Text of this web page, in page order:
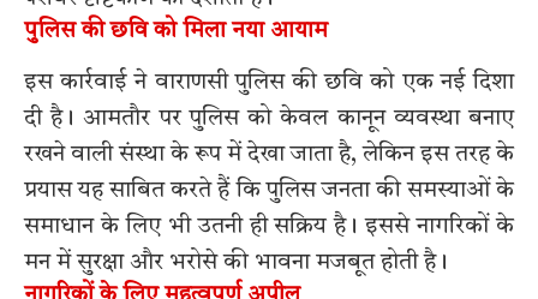
पुलिस की छवि को मिला नया आयाम
इस कार्रवाई ने वाराणसी पुलिस की छवि को एक नई दिशा
दी है। आमतौर पर पुलिस को केवल कानून व्यवस्था बनाए
रखने वाली संस्था के रूप में देखा जाता है, लेकिन इस तरह के
प्रयास यह साबित करते हैं कि पुलिस जनता की समस्याओं के
समाधान के लिए भी उतनी ही सक्रिय है। इससे नागरिकों के
मन में सुरक्षा और भरोसे की भावना मजबूत होती है।